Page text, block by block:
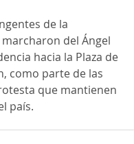
de la
del Ángel
hacia la Plaza de
como parte de las
que mantienen
país.